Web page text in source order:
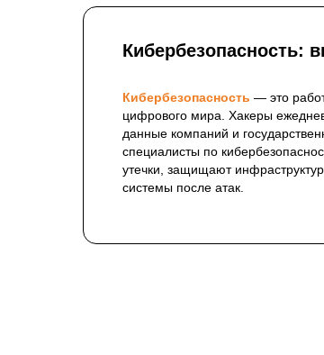
Кибербезопасность:
Кибербезопасность — это
цифрового мира. Хакеры
данные компаний и
специалисты по
утечки, защищают
системы после атак.